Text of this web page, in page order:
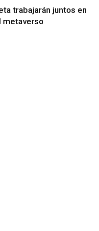
trabajarán juntos en
metaverso